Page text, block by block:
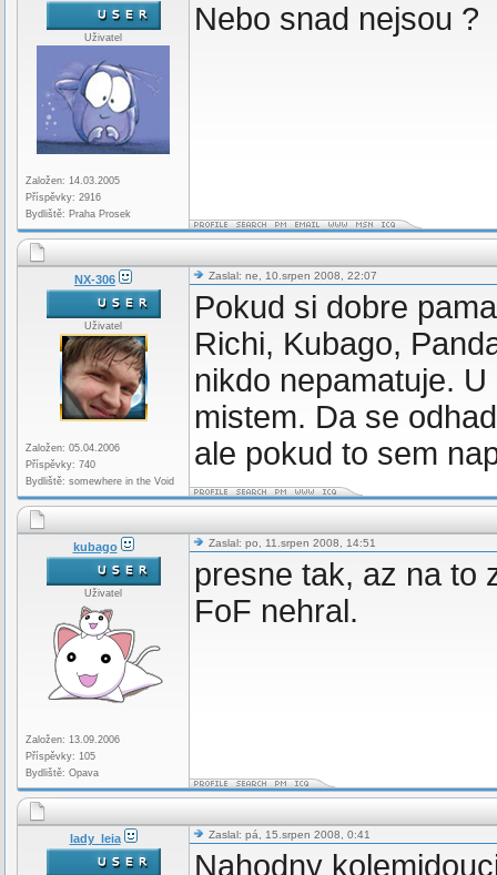
Uživatel
Založen: 14.03.2005
Příspěvky: 2916
Bydliště: Praha Prosek
Nebo snad nejsou ?
NX-306
Uživatel
Založen: 05.04.2006
Příspěvky: 740
Bydliště: somewhere in the Void
Zaslal: ne, 10.srpen 2008, 22:07
Pokud si dobre
Richi, Kubago,
nikdo nepamatuje.
mistem. Da se
ale pokud to sem
kubago
Uživatel
Založen: 13.09.2006
Příspěvky: 105
Bydliště: Opava
Zaslal: po, 11.srpen 2008, 14:51
presne tak, az na to
FoF nehral.
lady_leia Zaslal: pá, 15.srpen 2008, 0:41
Nahodny